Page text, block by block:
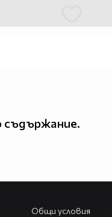
съдържание.
Общи условия